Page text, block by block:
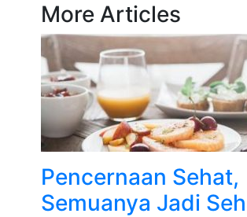
More Articles
Pencernaan Sehat,
Semuanya Jadi